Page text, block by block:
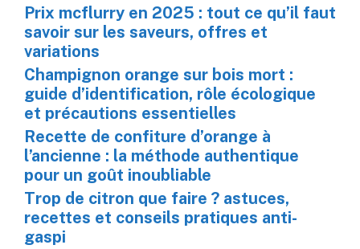
Prix mcflurry en 2025 : tout ce qu’il faut
savoir sur les saveurs, offres et
variations
Champignon orange sur bois mort :
guide d’identification, rôle écologique
et précautions essentielles
Recette de confiture d’orange à
l’ancienne : la méthode authentique
pour un goût inoubliable
Trop de citron que faire ? astuces,
recettes et conseils pratiques anti-
gaspi